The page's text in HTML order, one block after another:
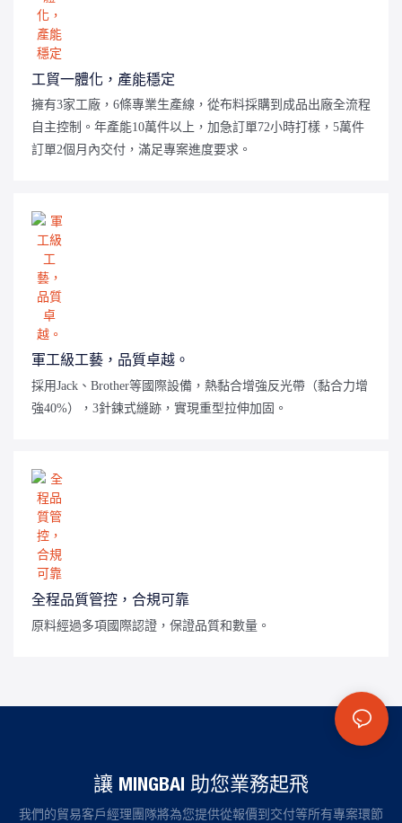
工貿一體化，產能穩定
擁有3家工廠，6條專業生產線，從布料採購到成品出廠全流程
自主控制。年產能10萬件以上，加急訂單72小時打樣，5萬件
訂單2個月內交付，滿足專案進度要求。
軍工級工藝，品質卓越。
採用Jack、Brother等國際設備，熱黏合增強反光帶（黏合力增
強40%），3針鍊式縫跡，實現重型拉伸加固。
全程品質管控，合規可靠
原料經過多項國際認證，保證品質和數量。
讓 MINGBAI 助您業務起飛
我們的貿易客戶經理團隊將為您提供從報價到交付等所有專案環節